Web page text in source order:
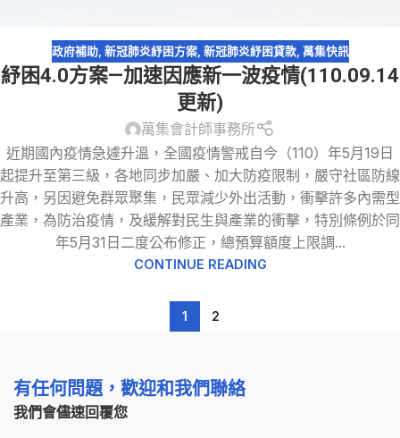
政府補助, 新冠肺炎紓困方案, 新冠肺炎紓困貸款, 萬集快訊
紓困4.0方案—加速因應新一波疫情(110.09.14
更新)
萬集會計師事務所
近期國內疫情急遽升溫，全國疫情警戒自今（110）年5月19日
起提升至第三級，各地同步加嚴、加大防疫限制，嚴守社區防線
升高，另因避免群眾聚集，民眾減少外出活動，衝擊許多內需型
產業，為防治疫情，及緩解對民生與產業的衝擊，特別條例於同
年5月31日二度公布修正，總預算額度上限調...
CONTINUE READING
1 2
有任何問題，歡迎和我們聯絡
我們會儘速回覆您